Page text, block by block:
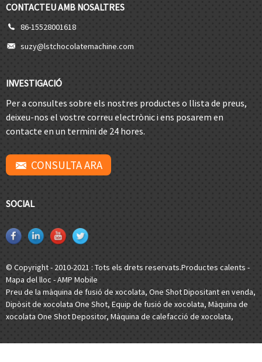
CONTACTEU AMB NOSALTRES
86-15528001618
suzy@lstchocolatemachine.com
INVESTIGACIÓ
Per a consultes sobre els nostres productes o llista de preus,
deixeu-nos el vostre correu electrònic i ens posarem en
contacte en un termini de 24 hores.
CONSULTA ARA
SOCIAL
© Copyright - 2010-2021 : Tots els drets reservats.Productes calents -
Mapa del lloc -AMP Mobile
Preu de la màquina de fusió de xocolata, One Shot Dipositant en venda,
Dipòsit de xocolata One Shot, Equip de fusió de xocolata, Màquina de
xocolata One Shot Depositor, Màquina de calefacció de xocolata,